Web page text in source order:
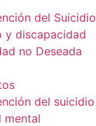
del Suicidio
y discapacidad
no Deseada
del suicidio
mental